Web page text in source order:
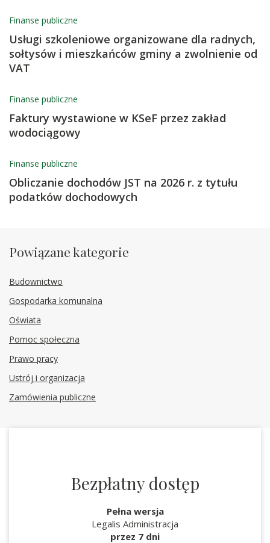
Finanse publiczne
Usługi szkoleniowe organizowane dla radnych,
sołtysów i mieszkańców gminy a zwolnienie od
VAT
Finanse publiczne
Faktury wystawione w KSeF przez zakład
wodociągowy
Finanse publiczne
Obliczanie dochodów JST na 2026 r. z tytułu
podatków dochodowych
Powiązane kategorie
Budownictwo
Gospodarka komunalna
Oświata
Pomoc społeczna
Prawo pracy
Ustrój i organizacja
Zamówienia publiczne
Bezpłatny dostęp
Pełna wersja
Legalis Administracja
przez 7 dni